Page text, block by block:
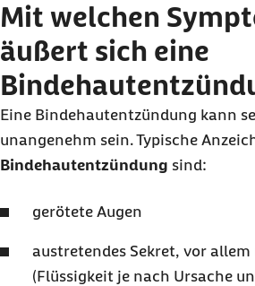
Mit welchen
äußert sich eine
Eine Bindehautentzündung kann
unangenehm sein. Typische
Bindehautentzündung sind:
gerötete Augen
austretendes Sekret, vor allem
(Flüssigkeit je nach Ursache